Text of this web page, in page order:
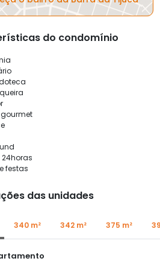
do condomínio
festas
das unidades
340 m² 342 m² 375 m²